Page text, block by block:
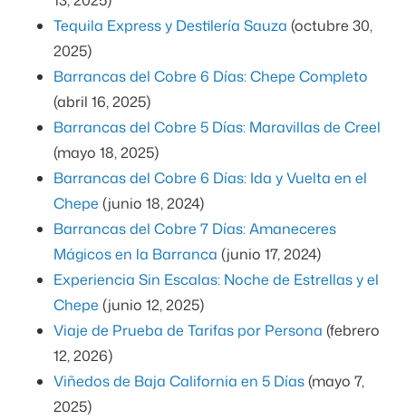
Tequila Express y Destilería Sauza (octubre 30,
2025)
Barrancas del Cobre 6 Días: Chepe Completo
(abril 16, 2025)
Barrancas del Cobre 5 Días: Maravillas de Creel
(mayo 18, 2025)
Barrancas del Cobre 6 Días: Ida y Vuelta en el
Chepe (junio 18, 2024)
Barrancas del Cobre 7 Días: Amaneceres
Mágicos en la Barranca (junio 17, 2024)
Experiencia Sin Escalas: Noche de Estrellas y el
Chepe (junio 12, 2025)
Viaje de Prueba de Tarifas por Persona (febrero
12, 2026)
Viñedos de Baja California en 5 Días (mayo 7,
2025)